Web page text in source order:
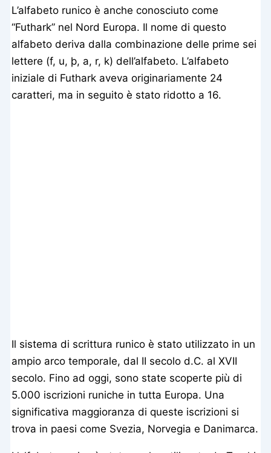
L’alfabeto runico è anche conosciuto come
“Futhark” nel Nord Europa. Il nome di questo
alfabeto deriva dalla combinazione delle prime sei
lettere (f, u, þ, a, r, k) dell’alfabeto. L’alfabeto
iniziale di Futhark aveva originariamente 24
caratteri, ma in seguito è stato ridotto a 16.
Il sistema di scrittura runico è stato utilizzato in un
ampio arco temporale, dal II secolo d.C. al XVII
secolo. Fino ad oggi, sono state scoperte più di
5.000 iscrizioni runiche in tutta Europa. Una
significativa maggioranza di queste iscrizioni si
trova in paesi come Svezia, Norvegia e Danimarca.